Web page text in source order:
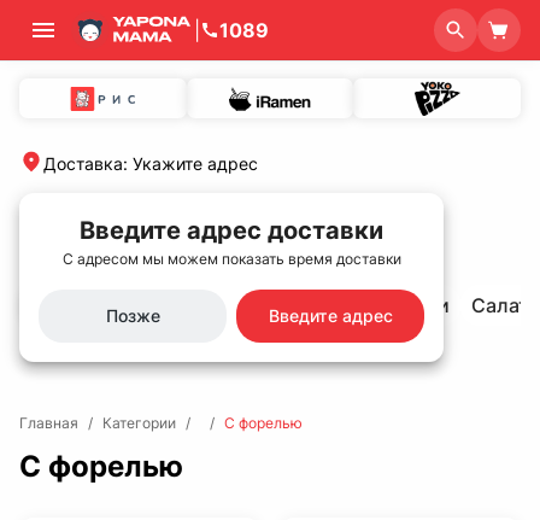
1089
Доставка: Укажите адрес
Хит продаж🌟 Сеты Роллы и суши
Главная / Категории / / С форелью
С форелью
Введите адрес доставки
С адресом мы можем показать время доставки
Позже Введите адрес